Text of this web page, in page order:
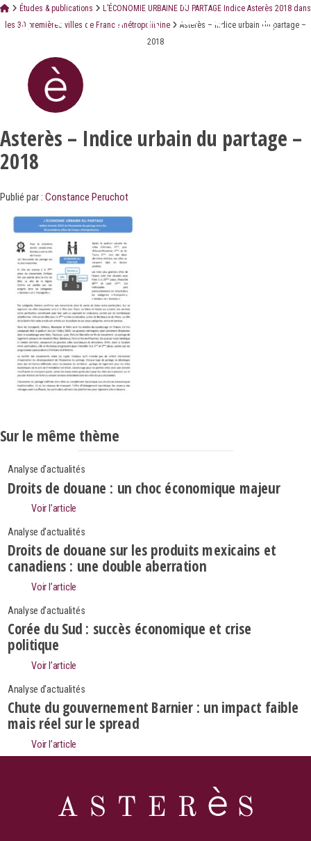
Études & publications
L’ÉCONOMIE URBAINE DU PARTAGE Indice Asterès 2018 dans
les 30 premières villes de France métropolitaine
Asterès – Indice urbain du partage –
2018
Asterès – Indice urbain du partage –
2018
Publié par : Constance Peruchot
Sur le même thème
Analyse d'actualités
Droits de douane : un choc économique majeur
Voir l’article
Analyse d'actualités
Droits de douane sur les produits mexicains et
canadiens : une double aberration
Voir l’article
Analyse d'actualités
Corée du Sud : succès économique et crise
politique
Voir l’article
Analyse d'actualités
Chute du gouvernement Barnier : un impact faible
mais réel sur le spread
Voir l’article
Search
Rechercher